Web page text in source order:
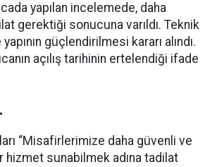
yapılan incelemede, daha
gerektiği sonucuna varıldı. Teknik
güçlendirilmesi kararı alındı.
açılış tarihinin ertelendiği ifade
“Misafirlerimize daha güvenli ve
hizmet sunabilmek adına tadilat